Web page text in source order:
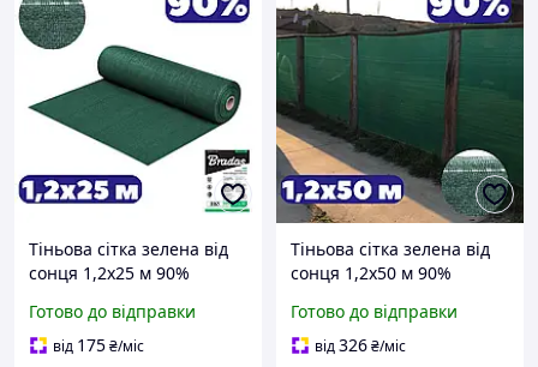
Тіньова сітка зелена від
сонця 1,2х25 м 90%
паркан для накриття
альтанки та балкону AGN
Готово до відправки
від 175₴/міс
Тіньова сітка зелена від
сонця 1,2х50 м 90%
паркан для накриття
альтанки та балкону AGN
Готово до відправки
від326₴/міс